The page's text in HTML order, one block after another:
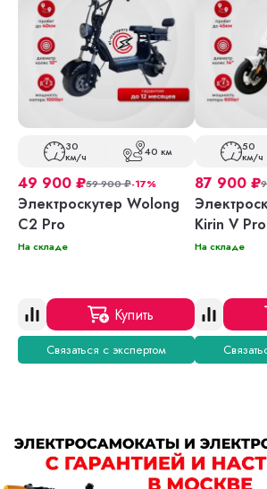
30
км/ч 40 км
49 900 ₽59 900₽-17%
Электроскутер Wolong
C2 Pro
На складе
Купить
Связаться с экспертом
50
км/ч
87 900 ₽
Kirin V Pro
На складе